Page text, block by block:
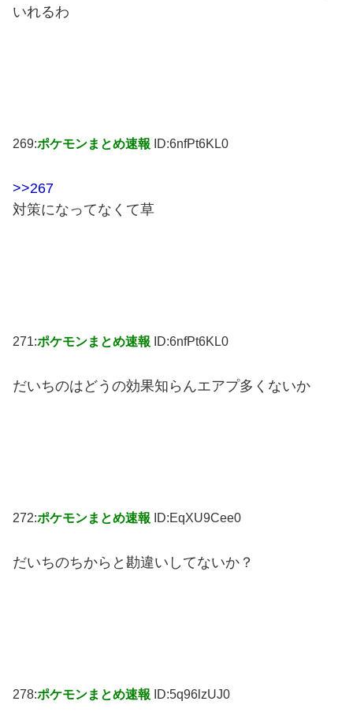
いれるわ
269:ポケモンまとめ速報 ID:6nfPt6KL0
>>267
対策になってなくて草
271:ポケモンまとめ速報 ID:6nfPt6KL0
だいちのはどうの効果知らんエアプ多くないか
272:ポケモンまとめ速報 ID:EqXU9Cee0
だいちのちからと勘違いしてないか？
278:ポケモンまとめ速報 ID:5q96lzUJ0